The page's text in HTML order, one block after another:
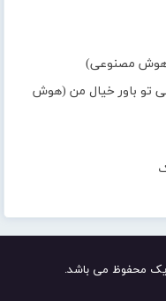
(هوش مصنوعی)
تو باور خیال من (هوش
محفوظ می باشد.